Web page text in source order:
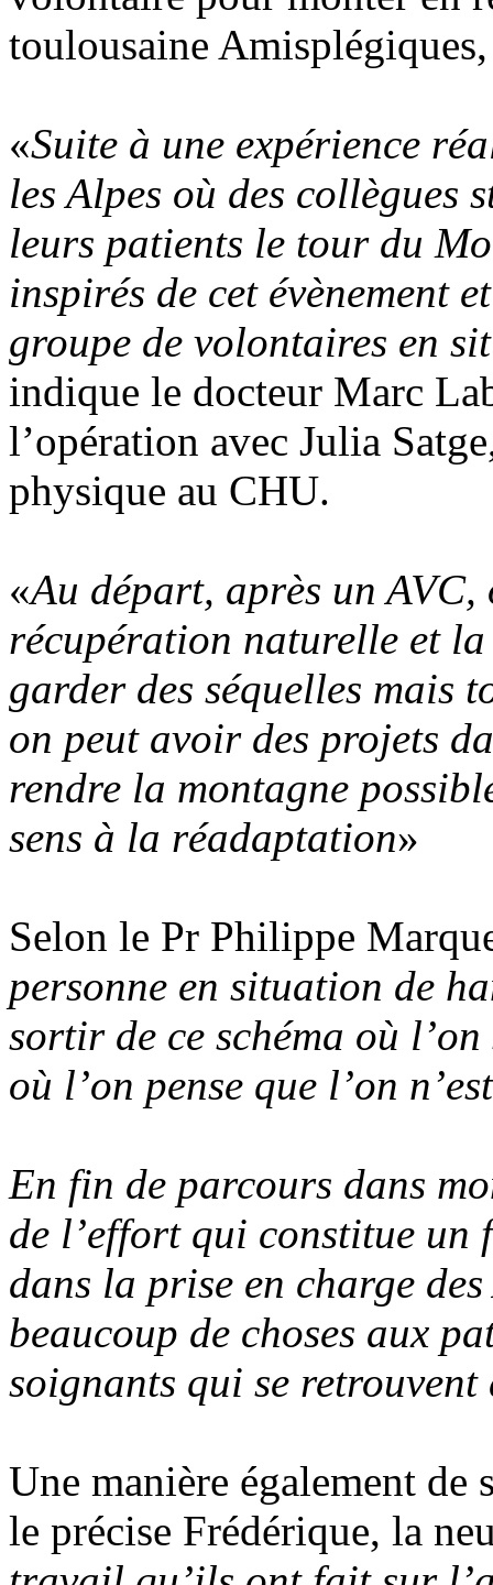
toulousaine
«Suite à une expérience
les Alpes où des collègues
leurs patients le tour du
inspirés de cet évènement
groupe de volontaires en
indique le docteur Marc
l’opération avec Julia
physique au CHU.
«Au départ, après un
récupération naturelle et
garder des séquelles mais
on peut avoir des projets
rendre la montagne
sens à la réadaptation»
Selon le Pr Philippe
personne en situation de
sortir de ce schéma où
où l’on pense que l’on
En fin de parcours dans
de l’effort qui constitue un
dans la prise en charge
beaucoup de choses aux
soignants qui se
Une manière également de
le précise Frédérique, la